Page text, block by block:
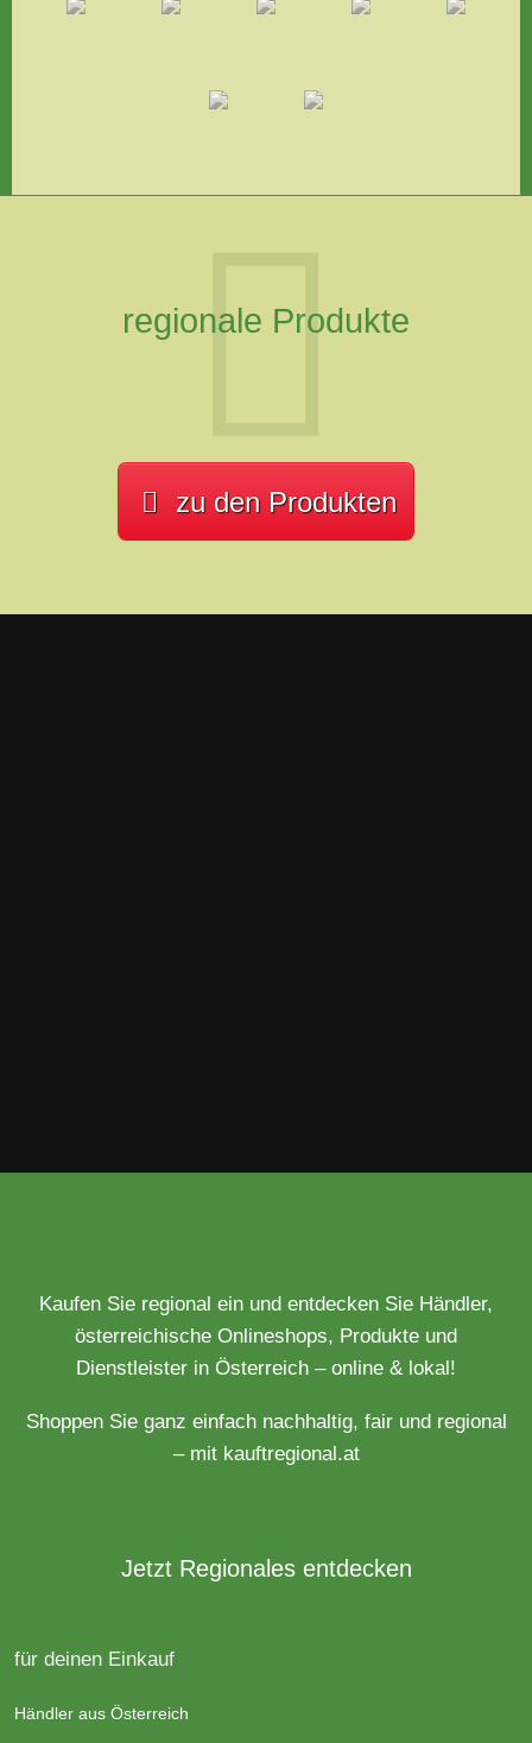
regionale Produkte
zu den Produkten
Kaufen Sie regional ein und entdecken Sie Händler,
österreichische Onlineshops, Produkte und
Dienstleister in Österreich – online & lokal!
Shoppen Sie ganz einfach nachhaltig, fair und regional
– mit kauftregional.at
Jetzt Regionales entdecken
für deinen Einkauf
Händler aus Österreich